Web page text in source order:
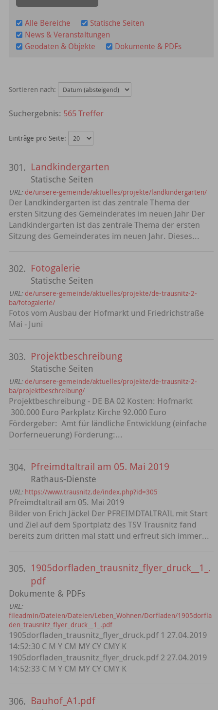
Alle Bereiche
Statische Seiten
News & Veranstaltungen
Geodaten & Objekte
Dokumente & PDFs
Sortieren nach:
565 Treffer
Einträge pro Seite:
301. Landkindergarten
Statische Seiten
URL: de/unsere-gemeinde/aktuelles/projekte/landkindergarten/
Der Landkindergarten ist das zentrale Thema der
ersten Sitzung des Gemeinderates im neuen Jahr Der
Landkindergarten ist das zentrale Thema der ersten
Sitzung des Gemeinderates im neuen Jahr. Dieses...
302. Fotogalerie
Statische Seiten
URL: de/unsere-gemeinde/aktuelles/projekte/de-trausnitz-2-
ba/fotogalerie/
Fotos vom Ausbau der Hofmarkt und Friedrichstraße
Mai - Juni
303. Projektbeschreibung
Statische Seiten
URL: de/unsere-gemeinde/aktuelles/projekte/de-trausnitz-2-
ba/projektbeschreibung/
Projektbeschreibung - DE BA 02 Kosten: Hofmarkt
300.000 Euro Parkplatz Kirche 92.000 Euro
Fördergeber: Amt für ländliche Entwicklung (einfache
Dorferneuerung) Förderung:...
304. Pfreimdtaltrail am 05. Mai 2019
Rathaus-Dienste
URL: https://www.trausnitz.de/index.php?id=305
Pfreimdtaltrail am 05. Mai 2019
Bilder von Erich Jäckel Der PFREIMDTALTRAIL mit Start
und Ziel auf dem Sportplatz des TSV Trausnitz fand
bereits zum dritten mal statt und erfreut sich immer...
305. 1905dorfladen_trausnitz_flyer_druck__1_.
pdf
Dokumente & PDFs
URL:
fileadmin/Dateien/Dateien/Leben_Wohnen/Dorfladen/1905dorfla
den_trausnitz_flyer_druck__1_.pdf
1905dorfladen_trausnitz_flyer_druck.pdf 1 27.04.2019
14:52:30 C M Y CM MY CY CMY K
1905dorfladen_trausnitz_flyer_druck.pdf 2 27.04.2019
14:52:33 C M Y CM MY CY CMY K
306. Bauhof_A1.pdf